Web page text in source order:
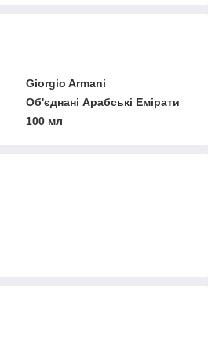
Giorgio Armani
Об'єднані Арабські Емірати
100 мл